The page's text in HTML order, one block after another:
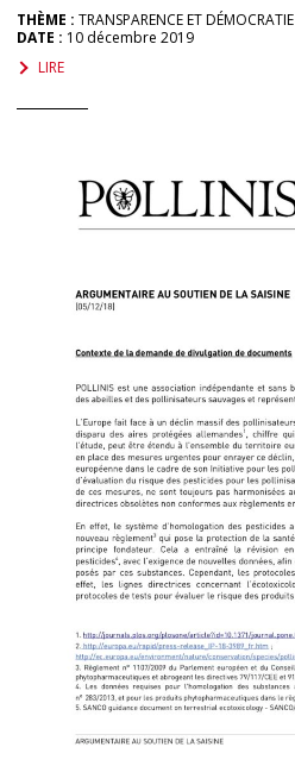
THÈME : TRANSPARENCE ET DÉMOCRATIE
DATE : 10 décembre 2019
LIRE